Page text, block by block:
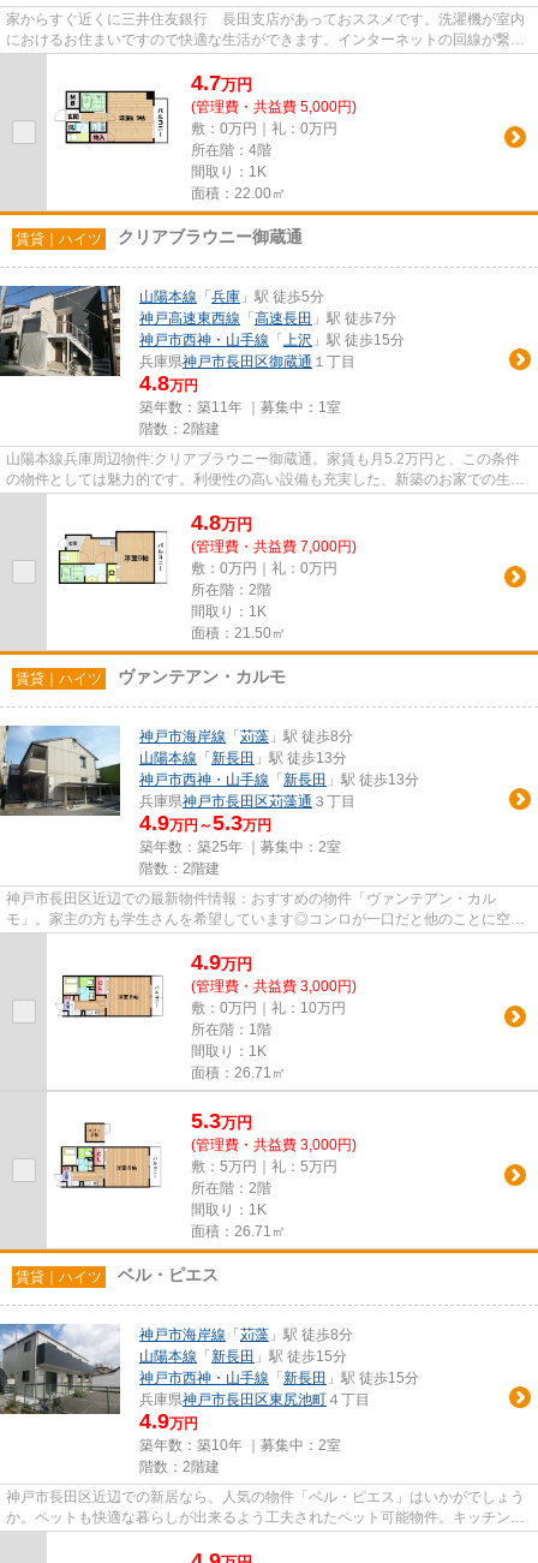
家からすぐ近くに三井住友銀行 長田支店があっておススメです。洗濯機が室内
におけるお住まいですので快適な生活ができます。インターネットの回線が繋が
4.7万円
(管理費・共益費 5,000円)
敷：0万円｜礼：0万円
所在階：4階
間取り：1K
面積：22.00㎡
賃貸｜ハイツ クリアブラウニー御蔵通
山陽本線 「 兵庫 」駅 徒歩5分
神戸高速東西線 「 高速長田 」駅 徒歩7分
神戸市西神・山手線 「 上沢 」駅 徒歩15分
兵庫県神戸市長田区御蔵通 １丁目
4.8万円
築年数：築11年 ｜募集中： 1室
階数：2階建
山陽本線兵庫周辺物件:クリアブラウニー御蔵通。家賃も月5.2万円と、この条件
の物件としては魅力的です。利便性の高い設備も充実した、新築のお家での生活
4.8万円
(管理費・共益費 7,000円)
敷：0万円｜礼：0万円
所在階：2階
間取り：1K
面積：21.50㎡
賃貸｜ハイツ ヴァンテアン・カルモ
神戸市海岸線 「 苅藻 」駅 徒歩8分
山陽本線 「 新長田 」駅 徒歩13分
神戸市西神・山手線 「 新長田 」駅 徒歩13分
兵庫県神戸市長田区苅藻通 ３丁目
4.9万円～5.3万円
築年数：築25年 ｜募集中： 2室
階数：2階建
神戸市長田区近辺での最新物件情報：おすすめの物件「ヴァンテアン・カル
モ」。家主の方も学生さんを希望しています◎コンロが一口だと他のことに空間
4.9万円
(管理費・共益費 3,000円)
敷：0万円｜礼：10万円
所在階：1階
間取り：1K
面積：26.71㎡
5.3万円
(管理費・共益費 3,000円)
敷：5万円｜礼：5万円
所在階：2階
間取り：1K
面積：26.71㎡
賃貸｜ハイツ ベル・ピエス
神戸市海岸線 「 苅藻 」駅 徒歩8分
山陽本線 「 新長田 」駅 徒歩15分
神戸市西神・山手線 「 新長田 」駅 徒歩15分
兵庫県神戸市長田区東尻池町 ４丁目
4.9万円
築年数：築10年 ｜募集中： 2室
階数：2階建
神戸市長田区近辺での新居なら、人気の物件「ベル・ピエス」はいかがでしょう
か。ペットも快適な暮らしが出来るよう工夫されたペット可能物件。キッチンに